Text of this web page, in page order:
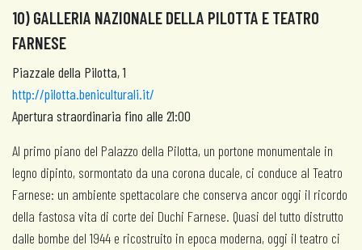
10) GALLERIA NAZIONALE DELLA PILOTTA E TEATRO
FARNESE
Piazzale della Pilotta, 1
http://pilotta.beniculturali.it/
Apertura straordinaria fino alle 21:00
Al primo piano del Palazzo della Pilotta, un portone monumentale in
legno dipinto, sormontato da una corona ducale, ci conduce al Teatro
Farnese: un ambiente spettacolare che conserva ancor oggi il ricordo
della fastosa vita di corte dei Duchi Farnese. Quasi del tutto distrutto
dalle bombe del 1944 e ricostruito in epoca moderna, oggi il teatro ci